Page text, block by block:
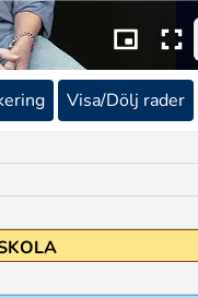
Visa/Dölj rader